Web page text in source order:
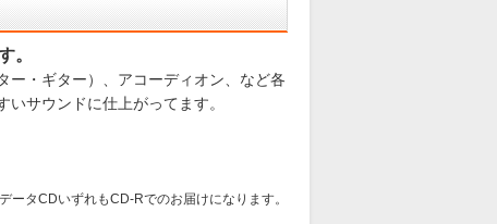
。
ー・ギター）、アコーディオン、など各
サウンドに仕上がってます。
ータCDいずれもCD-Rでのお届けになります。